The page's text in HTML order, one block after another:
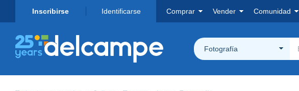
Inscribirse Identificarse Comprar Vender Comunidad
Fotografía